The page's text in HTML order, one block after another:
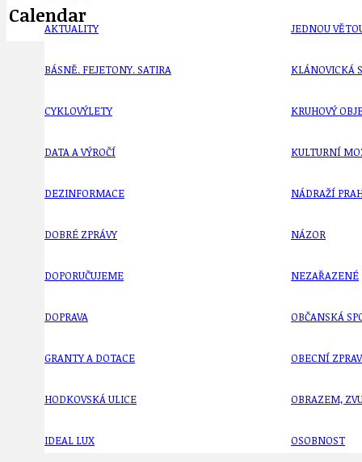
AKTUALITY
BÁSNĚ. FEJETONY. SATIRA
CYKLOVÝLETY
DATA A VÝROČÍ
DEZINFORMACE
DOBRÉ ZPRÁVY
DOPORUČUJEME
DOPRAVA
GRANTY A DOTACE
HODKOVSKÁ ULICE
IDEAL LUX
JEDNOU
KLÁNOVICKÁ
KRUHOVÝ
KULTURNÍ
NÁDRAŽÍ
NÁZOR
NEZAŘAZENÉ
OBČANSKÁ
OBECNÍ
OBRAZEM,
OSOBNOST
Calendar